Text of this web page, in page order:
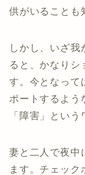
供がいることも
しかし、いざ我
ると、かなりシ
す。今となって
ポートするよう
「障害」とい
妻と二人で夜中
ます。チェック